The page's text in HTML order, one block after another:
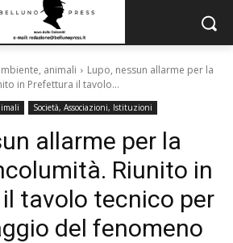
animali
Lupo, nessun allarme per la
in Prefettura il tavolo...
Società, Associazioni, Istituzioni
allarme per la
Riunito in
tavolo tecnico per
del fenomeno